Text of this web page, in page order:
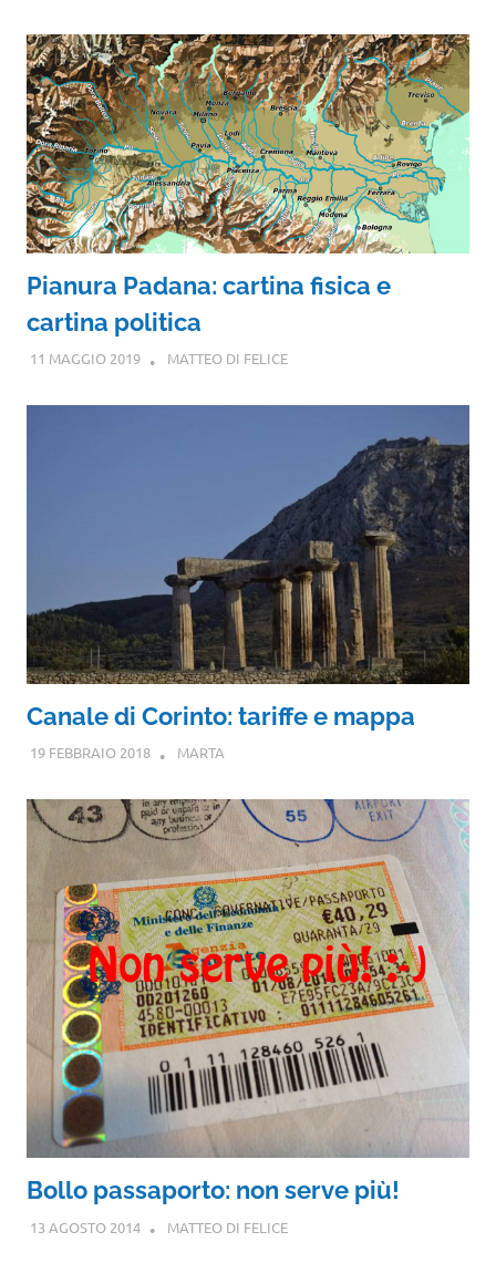
Pianura Padana: cartina fisica e
cartina politica
11 MAGGIO 2019 MATTEO DI FELICE
Canale di Corinto: tariffe e mappa
19 FEBBRAIO 2018 MARTA
Bollo passaporto: non serve più!
13 AGOSTO 2014 MATTEO DI FELICE